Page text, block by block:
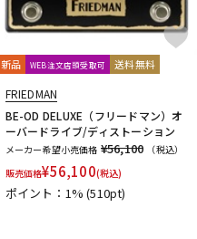
新品 WEB注文店頭受取可 送料無料
FRIEDMAN
BE-OD DELUXE（フリードマン）オ
ーバードライブ/ディストーション
メーカー希望小売価格 ¥56,100
（税込）
販売価格¥56,100(税込)
ポイント：1%(510pt)